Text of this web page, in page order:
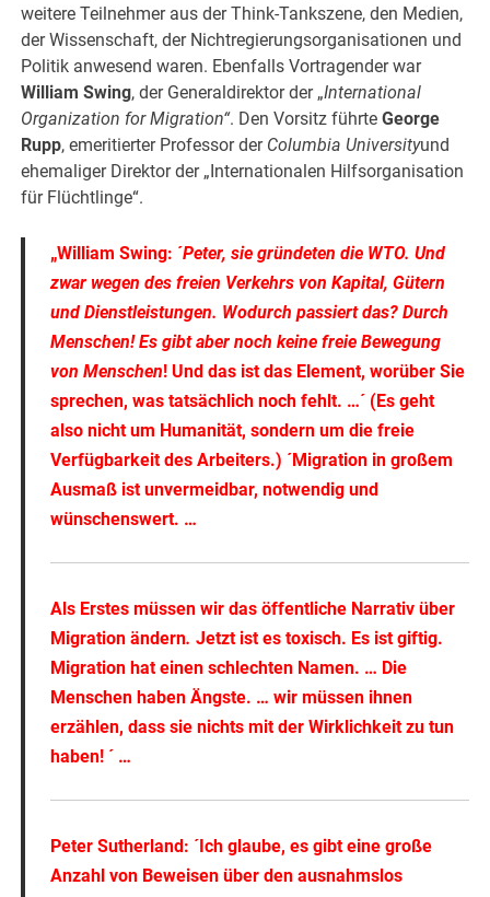
weitere Teilnehmer aus der Think-Tankszene, den Medien,
der Wissenschaft, der Nichtregierungsorganisationen und
Politik anwesend waren. Ebenfalls Vortragender war
William Swing, der Generaldirektor der „International
Organization for Migration“. Den Vorsitz führteGeorge
Rupp, emeritierter Professor der Columbia Universityund
ehemaliger Direktor der „Internationalen Hilfsorganisation
für Flüchtlinge“.
„William Swing: ´Peter, sie gründeten die WTO. Und
zwar wegen des freien Verkehrs von Kapital, Gütern
und Dienstleistungen. Wodurch passiert das? Durch
Menschen! Es gibt aber noch keine freie Bewegung
von Menschen!Und das ist das Element, worüber Sie
sprechen, was tatsächlich noch fehlt. …´ (Es geht
also nicht um Humanität, sondern um die freie
Verfügbarkeit des Arbeiters.) ´Migration in großem
Ausmaß ist unvermeidbar, notwendig und
wünschenswert. …
Als Erstes müssen wir das öffentliche Narrativ über
Migration ändern. Jetzt ist es toxisch. Es ist giftig.
Migration hat einen schlechten Namen. … Die
Menschen haben Ängste. … wir müssen ihnen
erzählen, dass sie nichts mit der Wirklichkeit zu tun
haben! ´ …
Peter Sutherland: ´Ich glaube, es gibt eine große
Anzahl von Beweisen über den ausnahmslos